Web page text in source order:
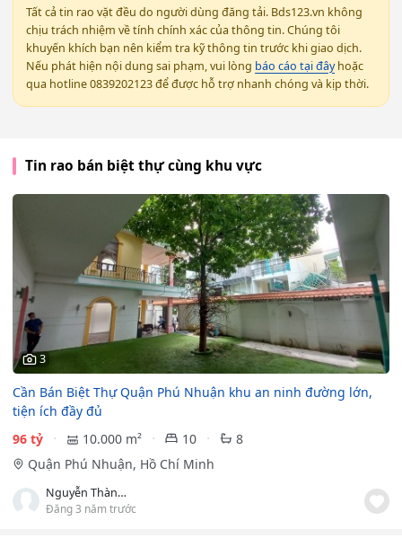
Tất cả tin rao vặt đều do người dùng đăng tải. Bds123.vn không
chịu trách nhiệm về tính chính xác của thông tin. Chúng tôi
khuyến khích bạn nên kiểm tra kỹ thông tin trước khi giao dịch.
Nếu phát hiện nội dung sai phạm, vui lòng báo cáo tại đâyhoặc
qua hotline 0839202123 để được hỗ trợ nhanh chóng và kịp thời.
Tin rao bán biệt thự cùng khu vực
3
Cần Bán Biệt Thự Quận Phú Nhuận khu an ninh đường lớn,
tiện ích đầy đủ
96 tỷ
10.000 m² 10
8
Quận Phú Nhuận, Hồ Chí Minh
Nguyễn Thành Tân
Đăng 3 năm trước